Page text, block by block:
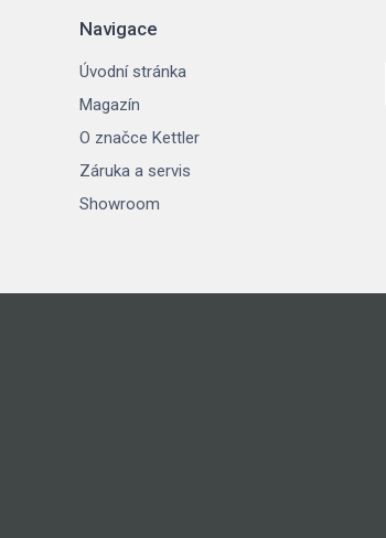
Navigace
Úvodní stránka
Magazín
O značce Kettler
Záruka a servis
Showroom